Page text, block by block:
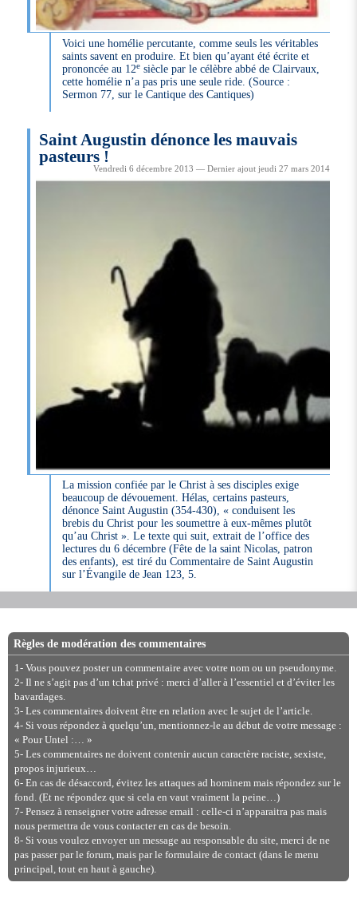
Voici une homélie percutante, comme seuls les véritables
saints savent en produire. Et bien qu’ayant été écrite et
prononcée au 12e siècle par le célèbre abbé de Clairvaux,
cette homélie n’a pas pris une seule ride. (Source :
Sermon 77, sur le Cantique des Cantiques)
Saint Augustin dénonce les mauvais
pasteurs !
Vendredi 6 décembre 2013 — Dernier ajout jeudi 27 mars 2014
La mission confiée par le Christ à ses disciples exige
beaucoup de dévouement. Hélas, certains pasteurs,
dénonce Saint Augustin (354-430), « conduisent les
brebis du Christ pour les soumettre à eux-mêmes plutôt
qu’au Christ ». Le texte qui suit, extrait de l’office des
lectures du 6 décembre (Fête de la saint Nicolas, patron
des enfants), est tiré du Commentaire de Saint Augustin
sur l’Évangile de Jean 123, 5.
Règles de modération des commentaires
1- Vous pouvez poster un commentaire avec votre nom ou un pseudonyme.
2- Il ne s’agit pas d’un tchat privé : merci d’aller à l’essentiel et d’éviter les
bavardages.
3- Les commentaires doivent être en relation avec le sujet de l’article.
4- Si vous répondez à quelqu’un, mentionnez-le au début de votre message :
« Pour Untel :… »
5- Les commentaires ne doivent contenir aucun caractère raciste, sexiste,
propos injurieux…
6- En cas de désaccord, évitez les attaques ad hominem mais répondez sur le
fond. (Et ne répondez que si cela en vaut vraiment la peine…)
7- Pensez à renseigner votre adresse email : celle-ci n’apparaitra pas mais
nous permettra de vous contacter en cas de besoin.
8- Si vous voulez envoyer un message au responsable du site, merci de ne
pas passer par le forum, mais par le formulaire de contact (dans le menu
principal, tout en haut à gauche).